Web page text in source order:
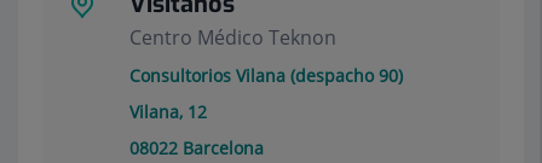
Centro Médico Teknon
Consultorios Vilana (despacho 90)
Vilana, 12
08022 Barcelona